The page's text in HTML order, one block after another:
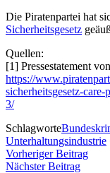
Die Piratenpartei hat
Sicherheitsgesetz
Quellen:
[1] Pressestatement
https://
sicherheitsgesetz-
3/
Schlagworte
Unterhaltungsindustrie
Vorheriger Beitrag
Nächster Beitrag